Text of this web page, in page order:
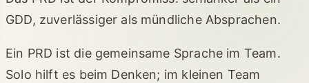
GDD, zuverlässiger als mündliche Absprachen.
Ein PRD ist die gemeinsame Sprache im Team.
Solo hilft es beim Denken; im kleinen Team